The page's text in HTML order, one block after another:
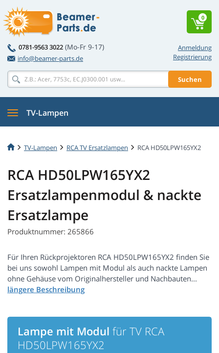
Anmeldung
Registrierung
0781-9563 3022 (Mo-Fr 9-17)
info@beamer-parts.de
Suchen
0
TV-Lampen
TV-Lampen RCA TV Ersatzlampen RCA HD50LPW165YX2
RCA HD50LPW165YX2
Ersatzlampenmodul & nackte
Ersatzlampe
Produktnummer: 265866
Für Ihren Rückprojektoren RCA HD50LPW165YX2 finden Sie
bei uns sowohl Lampen mit Modul als auch nackte Lampen
ohne Gehäuse vom Originalhersteller und Nachbauten...
Lampe mit Modul für TV RCA
HD50LPW165YX2